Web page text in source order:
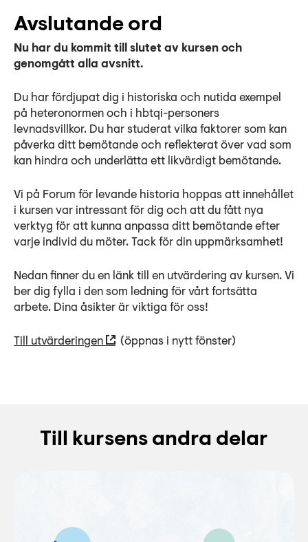
Avslutande ord
Nu har du kommit till slutet av kursen och
genomgått alla avsnitt.
Du har fördjupat dig i historiska och nutida exempel
på heteronormen och i hbtqi-personers
levnadsvillkor. Du har studerat vilka faktorer som kan
påverka ditt bemötande och reflekterat över vad som
kan hindra och underlätta ett likvärdigt bemötande.
Vi på Forum för levande historia hoppas att innehållet
i kursen var intressant för dig och att du fått nya
verktyg för att kunna anpassa ditt bemötande efter
varje individ du möter. Tack för din uppmärksamhet!
Nedan finner du en länk till en utvärdering av kursen. Vi
ber dig fylla i den som ledning för vårt fortsätta
arbete. Dina åsikter är viktiga för oss!
Till utvärderingen (öppnas i nytt fönster)
Till kursens andra delar